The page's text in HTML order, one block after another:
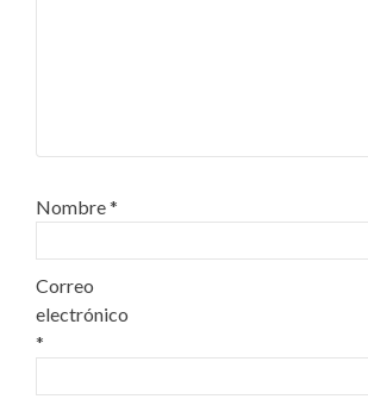
Nombre*
Correo
electrónico
*